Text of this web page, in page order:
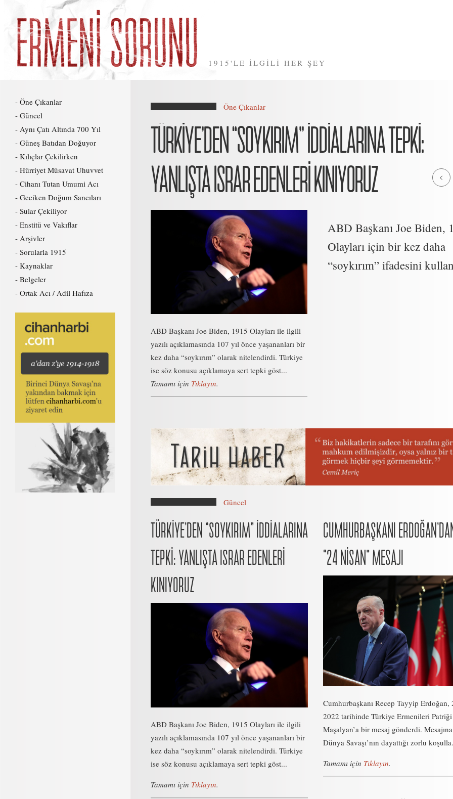
1915'LE İLGİLİ HER ŞEY
Öne Çıkanlar
Güncel
Aynı Çatı Altında 700 Yıl
Güneş Batıdan Doğuyor
Kılıçlar Çekilirken
Hürriyet Müsavat Uhuvvet
Cihanı Tutan Umumi Acı
Geciken Doğum Sancıları
Sular Çekiliyor
Enstitü ve Vakıflar
Arşivler
Sorularla 1915
Kaynaklar
Belgeler
Ortak Acı / Adil Hafıza
Öne Çıkanlar
TÜRKİYE’DEN “SOYKIRIM” İDDİALARINA TEPKİ:
YANLIŞTA ISRAR EDENLERİ KINIYORUZ
ABD Başkanı Joe Biden, 1915 Olayları ile ilgili
yazılı açıklamasında 107 yıl önce yaşananları bir
kez daha “soykırım” olarak nitelendirdi. Türkiye
ise söz konusu açıklamaya sert tepki göst...
Tamamı için Tıklayın.
ABD Başkanı Joe Biden,
Olayları için bir kez daha
“soykırım” ifadesini
Güncel
TÜRKİYE’DEN “SOYKIRIM” İDDİALARINA
TEPKİ: YANLIŞTA ISRAR EDENLERİ
KINIYORUZ
ABD Başkanı Joe Biden, 1915 Olayları ile ilgili
yazılı açıklamasında 107 yıl önce yaşananları bir
kez daha “soykırım” olarak nitelendirdi. Türkiye
ise söz konusu açıklamaya sert tepki göst...
Tamamı için Tıklayın.
CUMHURBAŞKANI
“24 NİSAN” MESAJI
Cumhurbaşkanı Recep Tayyip Erdoğan,
2022 tarihinde Türkiye Ermenileri Patriği
Maşalyan’a bir mesaj gönderdi.
Dünya Savaşı’nın dayattığı zorlu
Tamamı için Tıklayın.